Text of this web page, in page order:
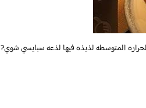
المتوسطه لذيذه فيها لذعه سبايسي شوي?